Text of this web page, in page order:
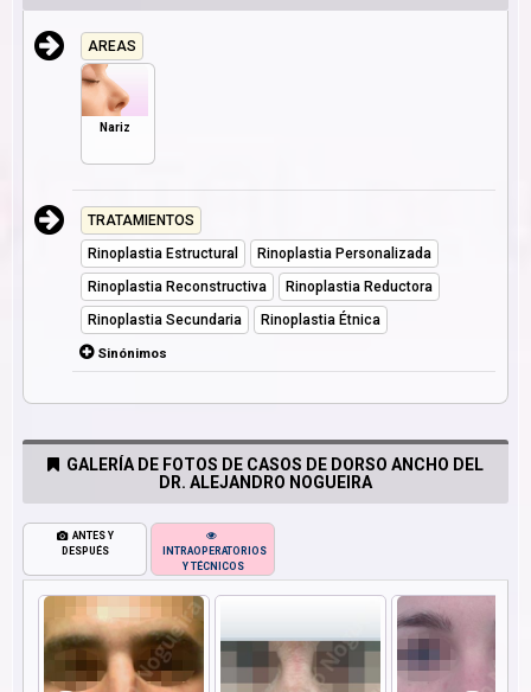
AREAS
Nariz
TRATAMIENTOS
Rinoplastia Estructural
Rinoplastia Personalizada
Rinoplastia Reconstructiva
Rinoplastia Reductora
Rinoplastia Secundaria
Rinoplastia Étnica
Sinónimos
GALERÍA DE FOTOS DE CASOS DE DORSO ANCHO DEL
DR. ALEJANDRO NOGUEIRA
ANTES Y
DESPUÉS
INTRAOPERATORIOS
Y TÉCNICOS